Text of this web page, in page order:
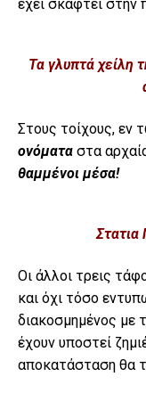
έχει σκαφτεί στην
Τα γλυπτά χείλη
Στους τοίχους, εν
ονόματα στα
θαμμένοι μέσα!
Στατια
Οι άλλοι τρεις
και όχι τόσο
διακοσμημένος με
έχουν υποστεί
αποκατάσταση θα